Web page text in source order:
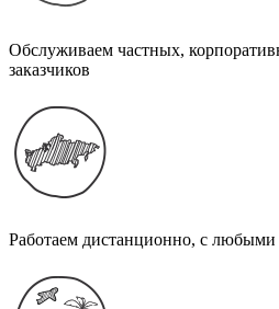
Обслуживаем частных,
заказчиков
Работаем дистанционно, с любыми